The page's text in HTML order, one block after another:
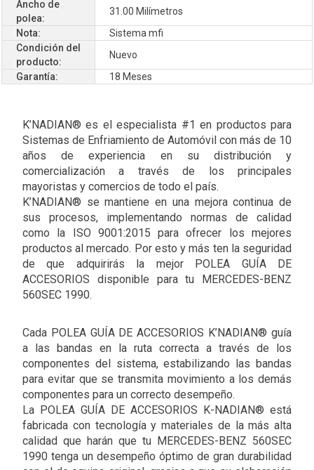
Ancho de
polea:
31.00 Milímetros
Nota:
Sistema mfi
Condición del
producto:
Nuevo
Garantía:
18 Meses
K’NADIAN® es el especialista #1 en productos para
Sistemas de Enfriamiento de Automóvil con más de 10
años de experiencia en su distribución y
comercialización a través de los principales
mayoristas y comercios de todo el país.
K’NADIAN® se mantiene en una mejora continua de
sus procesos, implementando normas de calidad
como la ISO 9001:2015 para ofrecer los mejores
productos al mercado. Por esto y más ten la seguridad
de que adquirirás la mejor POLEA GUÍA DE
ACCESORIOS disponible para tu MERCEDES-BENZ
560SEC 1990.
Cada POLEA GUÍA DE ACCESORIOS K’NADIAN® guía
a las bandas en la ruta correcta a través de los
componentes del sistema, estabilizando las bandas
para evitar que se transmita movimiento a los demás
componentes para un correcto desempeño.
La POLEA GUÍA DE ACCESORIOS K-NADIAN® está
fabricada con tecnología y materiales de la más alta
calidad que harán que tu MERCEDES-BENZ 560SEC
1990 tenga un desempeño óptimo de gran durabilidad